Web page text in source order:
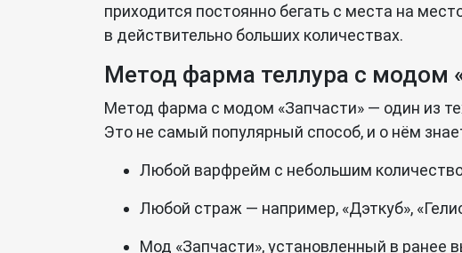
приходится постоянно бегать с места на
в действительно больших количествах.
Метод фарма теллура с модом
Метод фарма с модом «Запчасти» — один из
Это не самый популярный способ, и о нём
Любой варфрейм с небольшим
Любой страж — например, «Дэткуб»,
Мод «Запчасти», установленный в ранее